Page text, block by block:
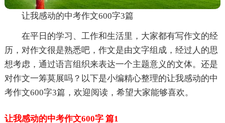
让我感动的中考作文600字3篇
在平日的学习、工作和生活里，大家都有写作文的经
历，对作文很是熟悉吧，作文是由文字组成，经过人的思
想考虑，通过语言组织来表达一个主题意义的文体。还是
对作文一筹莫展吗？以下是小编精心整理的让我感动的中
考作文600字3篇，欢迎阅读，希望大家能够喜欢。
让我感动的中考作文600字 篇1